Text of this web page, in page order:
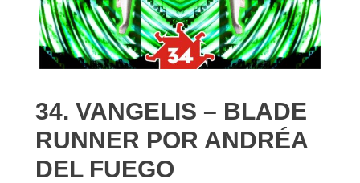
34. VANGELIS – BLADE
RUNNER POR ANDRÉA
DEL FUEGO